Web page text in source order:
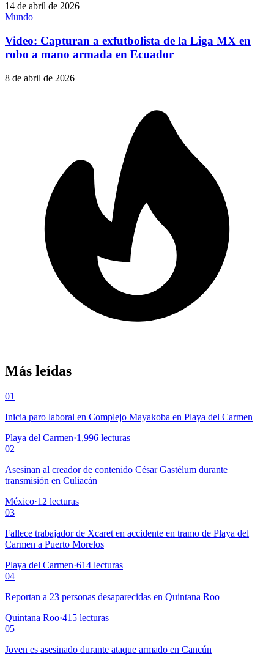
14 de abril de 2026
Mundo
Video: Capturan a exfutbolista de la Liga MX en
robo a mano armada en Ecuador
8 de abril de 2026
Más leídas
01
Inicia paro laboral en Complejo Mayakoba en Playa del Carmen
Playa del Carmen·1,996 lecturas
02
Asesinan al creador de contenido César Gastélum durante
transmisión en Culiacán
México·12 lecturas
03
Fallece trabajador de Xcaret en accidente en tramo de Playa del
Carmen a Puerto Morelos
Playa del Carmen·614 lecturas
04
Reportan a 23 personas desaparecidas en Quintana Roo
Quintana Roo·415 lecturas
05
Joven es asesinado durante ataque armado en Cancún